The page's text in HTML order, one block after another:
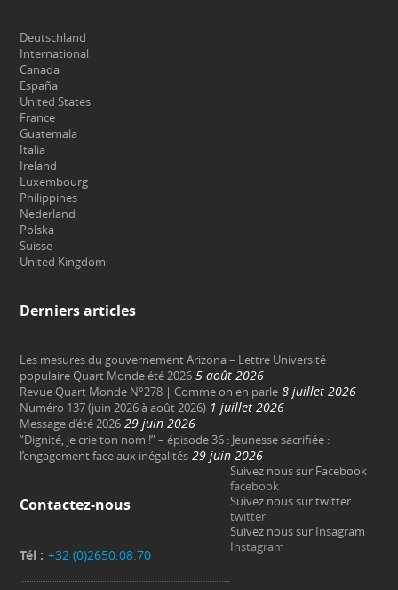
Deutschland
International
Canada
España
United States
France
Guatemala
Italia
Ireland
Luxembourg
Philippines
Nederland
Polska
Suisse
United Kingdom
Derniers articles
Les mesures du gouvernement Arizona – Lettre Université
populaire Quart Monde été 2026 5 août 2026
Revue Quart Monde N°278 | Comme on en parle 8 juillet 2026
Numéro 137 (juin 2026 à août 2026) 1 juillet 2026
Message d’été 2026 29 juin 2026
“Dignité, je crie ton nom !” – épisode 36 : Jeunesse sacrifiée :
l’engagement face aux inégalités 29 juin 2026
Contactez-nous
Tél : +32 (0)2650.08.70
Suivez nous sur Facebook
facebook
Suivez nous sur twitter
twitter
Suivez nous sur Insagram
Instagram